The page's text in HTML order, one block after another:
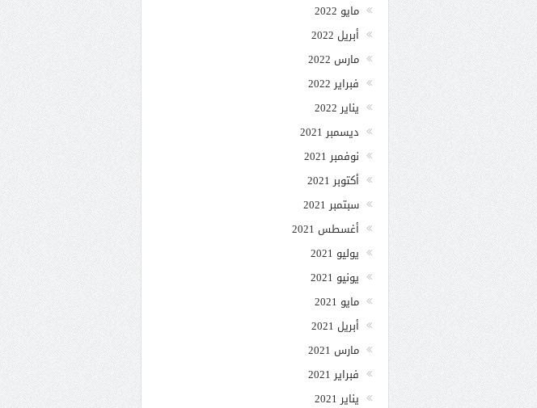
مايو 2022
أبريل 2022
مارس 2022
فبراير 2022
يناير 2022
ديسمبر 2021
نوفمبر 2021
أكتوبر 2021
سبتمبر 2021
أغسطس 2021
يوليو 2021
يونيو 2021
مايو 2021
أبريل 2021
مارس 2021
فبراير 2021
يناير 2021